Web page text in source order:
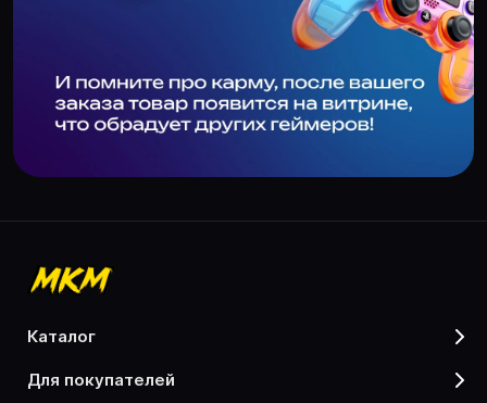
каталог
для покупателей